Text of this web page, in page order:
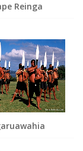
Reinga